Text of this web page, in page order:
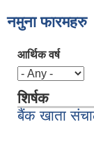
नमुना फारमहरु
आर्थिक वर्ष
शिर्षक
बैंक खाता